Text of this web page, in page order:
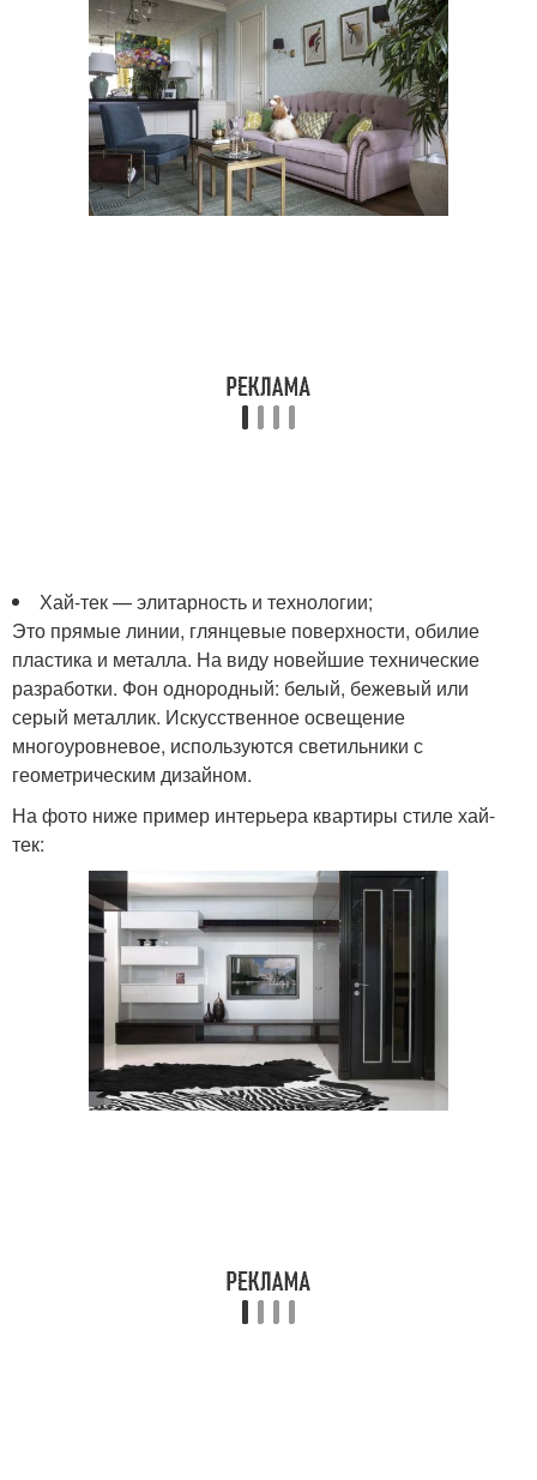
Хай-тек — элитарность и технологии;
Это прямые линии, глянцевые поверхности, обилие
пластика и металла. На виду новейшие технические
разработки. Фон однородный: белый, бежевый или
серый металлик. Искусственное освещение
многоуровневое, используются светильники с
геометрическим дизайном.
На фото ниже пример интерьера квартиры стиле хай-
тек: